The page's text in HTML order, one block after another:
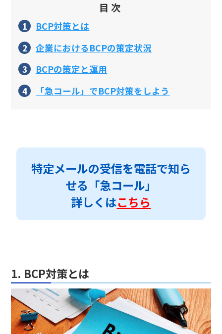
目次
BCP対策とは
企業におけるBCPの策定状況
BCPの策定と運用
「急コール」でBCP対策をしよう
特定メールの受信を電話で知ら
せる「急コール」
詳しくはこちら
1. BCP対策とは